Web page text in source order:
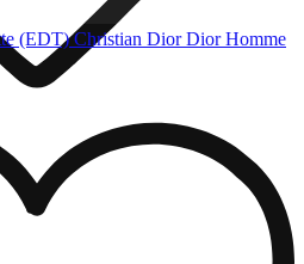
(EDT) Christian Dior Dior Homme